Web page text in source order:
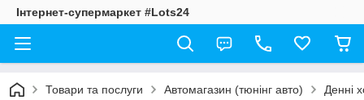
Інтернет-супермаркет #Lots24
Товари та послуги Автомагазин (тюнінг авто) Денні